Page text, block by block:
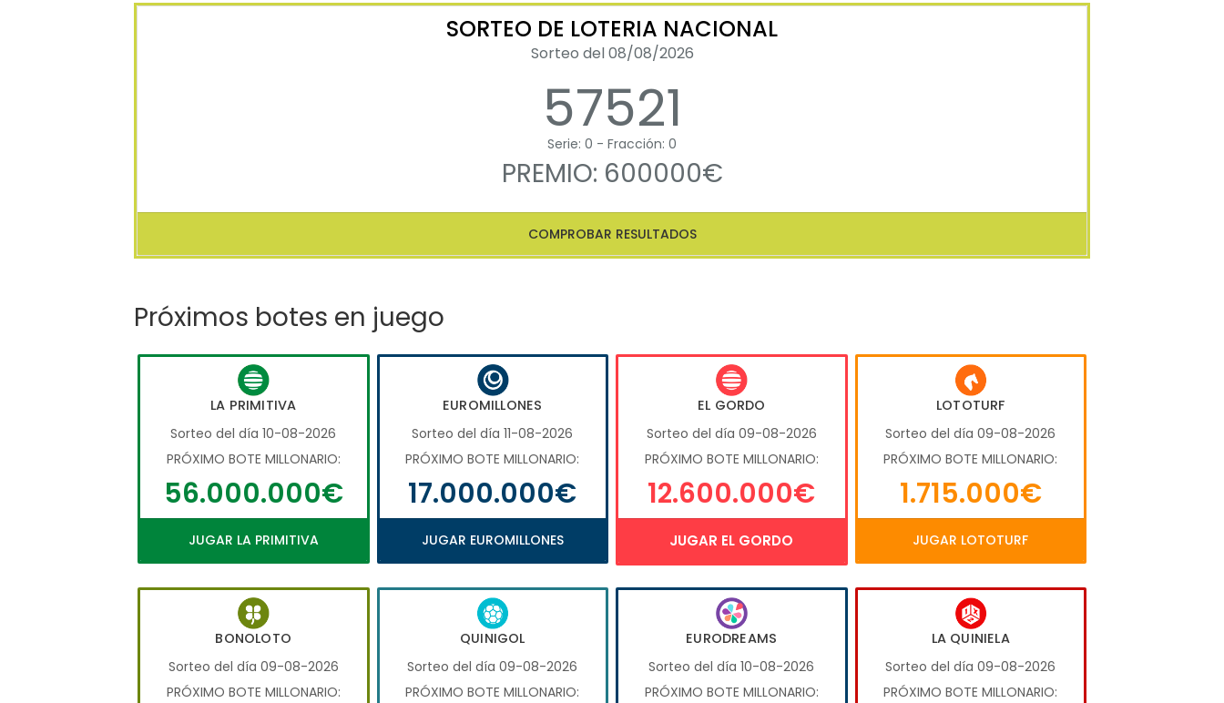
SORTEO DE LOTERIA NACIONAL
Sorteo del 08/08/2026
57521
Serie: 0 - Fracción: 0
PREMIO: 600000€
COMPROBAR RESULTADOS
Próximos botes en juego
LA PRIMITIVA
Sorteo del día 10-08-2026
PRÓXIMO BOTE MILLONARIO:
56.000.000€
JUGAR LA PRIMITIVA
EUROMILLONES
Sorteo del día 11-08-2026
PRÓXIMO BOTE MILLONARIO:
17.000.000€
JUGAR EUROMILLONES
EL GORDO
Sorteo del día 09-08-2026
PRÓXIMO BOTE MILLONARIO:
12.600.000€
JUGAR EL GORDO
LOTOTURF
Sorteo del día 09-08-2026
PRÓXIMO BOTE MILLONARIO:
1.715.000€
JUGAR LOTOTURF
BONOLOTO
Sorteo del día 09-08-2026
PRÓXIMO BOTE MILLONARIO:
QUINIGOL
Sorteo del día 09-08-2026
PRÓXIMO BOTE MILLONARIO:
EURODREAMS
Sorteo del día 10-08-2026
PRÓXIMO BOTE MILLONARIO:
LA QUINIELA
Sorteo del día 09-08-2026
PRÓXIMO BOTE MILLONARIO: